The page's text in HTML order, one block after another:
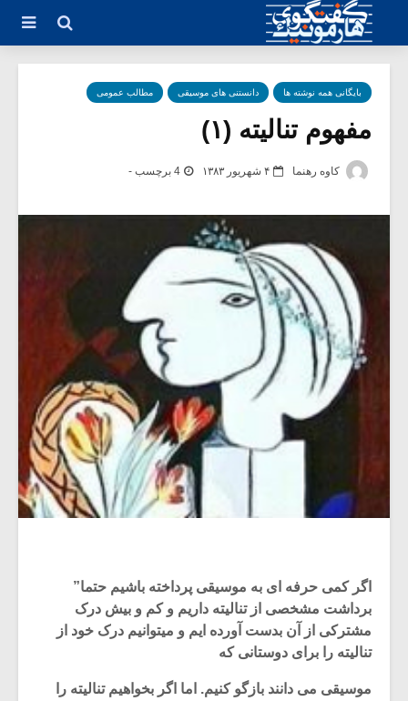
بایگانی همه نوشته ها دانستنی های موسیقی مطالب عمومی
مفهوم تنالیته (۱)
کاوه رهنما ۴ شهریور ۱۳۸۳ 4 برچسب -
اگر کمی حرفه ای به موسیقی پرداخته باشیم حتما”
برداشت مشخصی از تنالیته داریم و کم و بیش درک
مشترکی از آن بدست آورده ایم و میتوانیم درک خود از
تنالیته را برای دوستانی که
موسیقی می دانند بازگو کنیم. اما اگر بخواهیم تنالیته را